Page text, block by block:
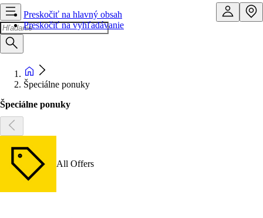
Preskočiť na hlavný obsah
Preskočiť na vyhľadávanie
Špeciálne ponuky
Špeciálne ponuky
All Offers